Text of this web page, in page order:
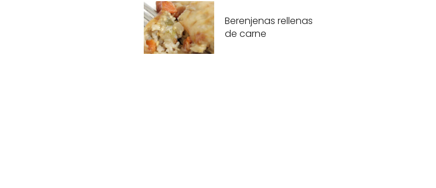
Berenjenas rellenas
de carne